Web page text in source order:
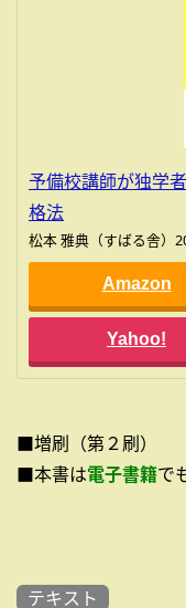
予備校講師が独学
格法
松本 雅典（すばる舎）
Amazon
Yahoo!
■増刷（第２刷）
■本書は電子書籍で
テキスト